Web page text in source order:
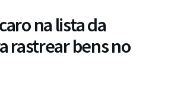
na lista da
rastrear bens no